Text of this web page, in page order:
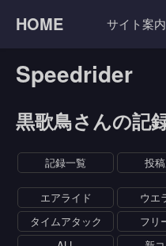
HOME サイト案内
Speedrider
黒歌鳥さんの記
記録一覧 投
エアライド
ウエ
タイムアタック
フリ